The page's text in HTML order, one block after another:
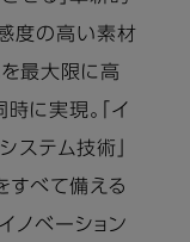
度の高い素材
最大限に高
時に実現。「イ
ステム技術」
すべて備える
ノベーション